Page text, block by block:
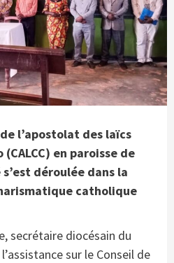
l’apostolat des laïcs
en paroisse de
déroulée dans la
catholique
secrétaire diocésain du
sur le Conseil de